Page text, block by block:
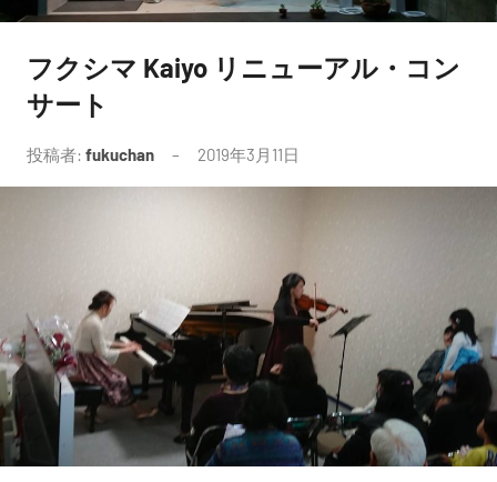
未
分
類
フクシマ Kaiyo リニューアル・コン
サート
投稿者: fukuchan 2019年3月11日
メ
は
あ
り
ま
ん